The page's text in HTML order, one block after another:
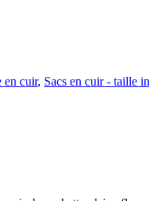
en cuir, Sacs en cuir - taille